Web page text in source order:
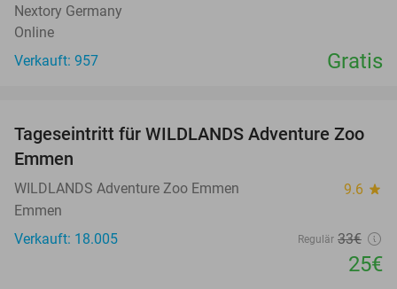
Nextory Germany
Online
Verkauft: 957
Gratis
24%
Tageseintritt für WILDLANDS Adventure Zoo
Emmen
WILDLANDS Adventure Zoo Emmen 9.6 star
Emmen
Verkauft: 18.005
Regulär 33€
25€